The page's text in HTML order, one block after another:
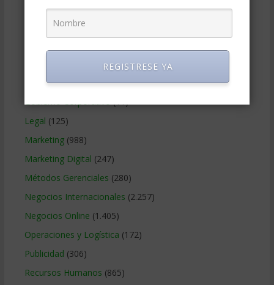
Contabilidad(466)
Educacion Gerencial
Finanzas Corporativas(748)
Gerencia social y ambiental(223)
Gobierno Corporativo(11)
Legal (125)
Marketing(988)
Marketing Digital (247)
Métodos Gerenciales (280)
Negocios Internacionales (2.257)
Negocios Online (1.405)
Operaciones y Logística (172)
Publicidad (306)
Recursos Humanos (865)
REGISTRESE YA